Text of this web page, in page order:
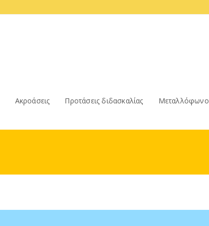
Ακροάσεις Προτάσεις διδασκαλίας Μεταλλόφωνο